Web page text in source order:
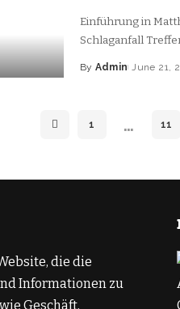
Einführung in
Schlaganfall
By Admin June 21,
1 … 11
die die
Informationen zu
Geschäft,